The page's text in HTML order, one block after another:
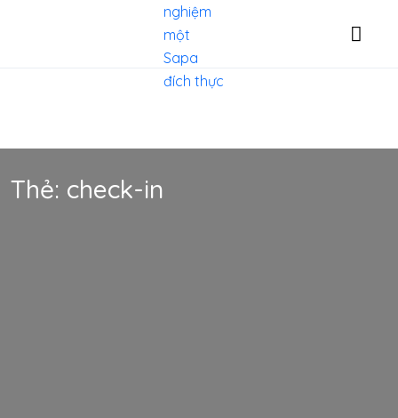
Thẻ: check-in